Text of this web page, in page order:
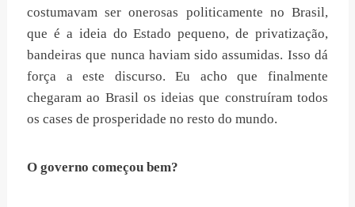
costumavam ser onerosas politicamente no Brasil,
que é a ideia do Estado pequeno, de privatização,
bandeiras que nunca haviam sido assumidas. Isso dá
força a este discurso. Eu acho que finalmente
chegaram ao Brasil os ideias que construíram todos
os cases de prosperidade no resto do mundo.
O governo começou bem?